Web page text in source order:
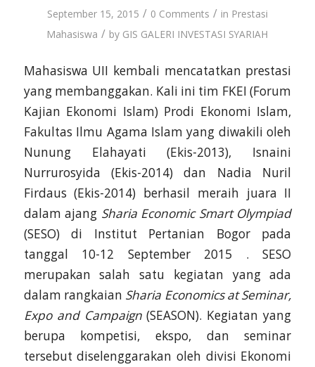
September 15, 2015 / 0 Comments / in Prestasi
Mahasiswa / by GIS GALERI INVESTASI SYARIAH
Mahasiswa UII kembali mencatatkan prestasi
yang membanggakan. Kali ini tim FKEI (Forum
Kajian Ekonomi Islam) Prodi Ekonomi Islam,
Fakultas Ilmu Agama Islam yang diwakili oleh
Nunung Elahayati (Ekis-2013), Isnaini
Nurrurosyida (Ekis-2014) dan Nadia Nuril
Firdaus (Ekis-2014) berhasil meraih juara II
dalam ajang Sharia Economic Smart Olympiad
(SESO) di Institut Pertanian Bogor pada
tanggal 10-12 September 2015 . SESO
merupakan salah satu kegiatan yang ada
dalam rangkaian Sharia Economics at Seminar,
Expo and Campaign(SEASON). Kegiatan yang
berupa kompetisi, ekspo, dan seminar
tersebut diselenggarakan oleh divisi Ekonomi